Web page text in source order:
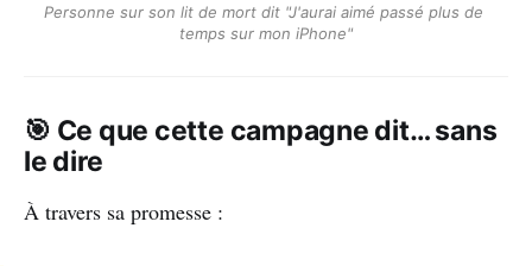
Personne sur son lit de mort dit "J'aurai aimé passé plus de
temps sur mon iPhone"
🎯 Ce que cette campagne dit… sans
le dire
À travers sa promesse :